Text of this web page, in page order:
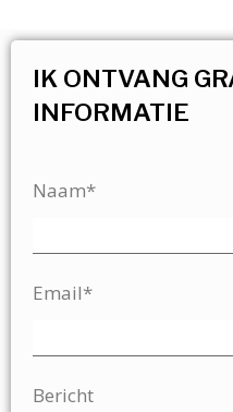
IK ONTVANG
INFORMATIE
Naam*
Email*
Bericht